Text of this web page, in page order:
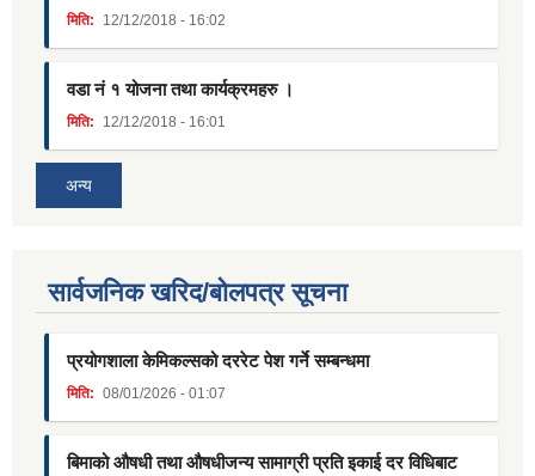
मिति: 12/12/2018 - 16:02
वडा नं १ योजना तथा कार्यक्रमहरु ।
मिति: 12/12/2018 - 16:01
अन्य
सार्वजनिक खरिद/बोलपत्र सूचना
प्रयोगशाला केमिकल्सको दररेट पेश गर्ने सम्बन्धमा
मिति: 08/01/2026 - 01:07
बिमाको औषधी तथा औषधीजन्य सामाग्री प्रति इकाई दर विधिबाट